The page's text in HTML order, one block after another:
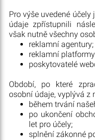
Pro výše uvedené
údaje zpřístupnili
však nutně všechny
reklamní agentury;
reklamní
poskytovatelé
Období, po které
osobní údaje, vyplývá z
během trvání
po ukončení
let pro účely;
splnění zákonné